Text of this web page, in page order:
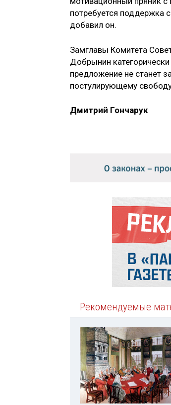
потребуется поддержка
добавил он.
Замглавы Комитета
Добрынин
предложение не станет
постулирующему
Дмитрий Гончарук
Рекомендуемые